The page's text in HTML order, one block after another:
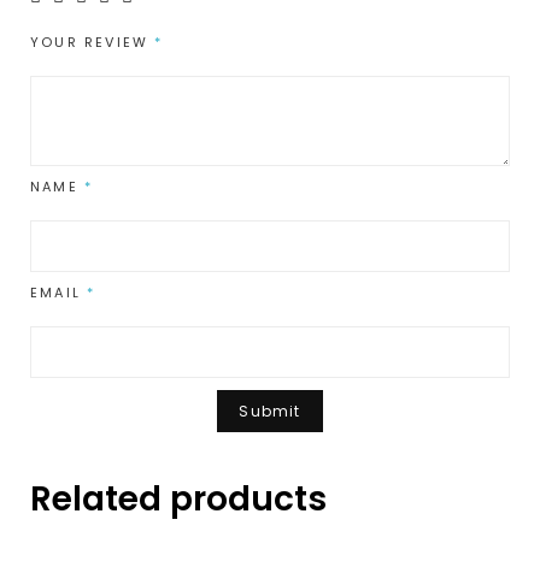
YOUR REVIEW *
NAME *
EMAIL *
Related products